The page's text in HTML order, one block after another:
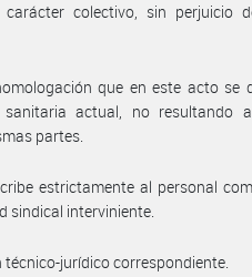
colectivo, sin perjuicio
que en este acto se
sanitaria actual, no resultando
partes.
estrictamente al personal
sindical interviniente.
técnico-jurídico correspondiente.